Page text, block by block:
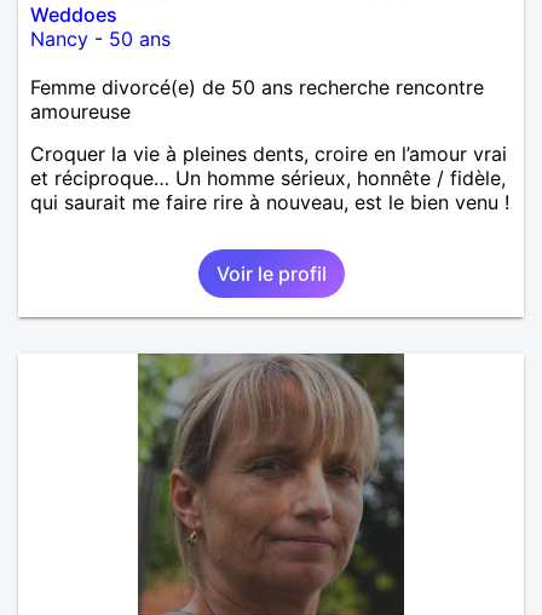
Weddoes
Nancy - 50 ans
Femme divorcé(e) de 50 ans recherche rencontre
amoureuse
Croquer la vie à pleines dents, croire en l’amour vrai
et réciproque… Un homme sérieux, honnête / fidèle,
qui saurait me faire rire à nouveau, est le bien venu !
Voir le profil